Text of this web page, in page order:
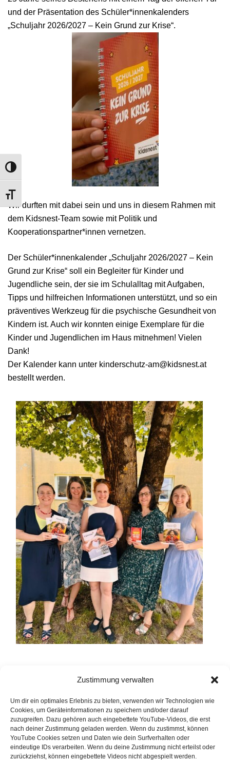
Zustimmung verwalten
Um dir ein optimales Erlebnis zu bieten, verwenden wir Technologien wie
Cookies, um Geräteinformationen zu speichern und/oder darauf
zuzugreifen. Dazu gehören auch eingebettete YouTube-Videos, die erst
nach deiner Zustimmung geladen werden. Wenn du zustimmst, können
YouTube Cookies setzen und Daten wie dein Surfverhalten oder
eindeutige IDs verarbeiten. Wenn du deine Zustimmung nicht erteilst oder
zurückziehst, können eingebettete Videos nicht abgespielt werden.
UMSCHALTEN AUF HOHE KONTRASTE
SCHRIFT VERGRÖSSERN
und der Präsentation des Schüler*innenkalenders
„Schuljahr 2026/2027 – Kein Grund zur Krise“.
Wir durften mit dabei sein und uns in diesem Rahmen mit
dem Kidsnest-Team sowie mit Politik und
Kooperationspartner*innen vernetzen.
Der Schüler*innenkalender „Schuljahr 2026/2027 – Kein
Grund zur Krise“ soll ein Begleiter für Kinder und
Jugendliche sein, der sie im Schulalltag mit Aufgaben,
Tipps und hilfreichen Informationen unterstützt, und so ein
präventives Werkzeug für die psychische Gesundheit von
Kindern ist. Auch wir konnten einige Exemplare für die
Kinder und Jugendlichen im Haus mitnehmen! Vielen
Dank!
Der Kalender kann unter kinderschutz-am@kidsnest.at
bestellt werden.
Spendenübergabe Pfarre Ybbs/Donau
Reinigungskraft (5 Wochenstunden) ab Oktober 2026
gesucht